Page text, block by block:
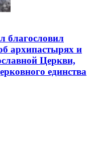
благословил
архипастырях и
Церкви,
единства